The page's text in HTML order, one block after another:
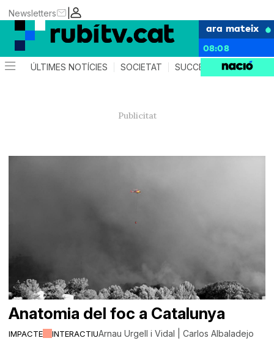
|
Newsletters
ara mateix
08:08
ÚLTIMES NOTÍCIES SOCIETAT SUCCESSOS
IMPACTE INTERACTIU
Anatomia del foc a Catalunya
Arnau Urgell i Vidal | Carlos Albaladejo